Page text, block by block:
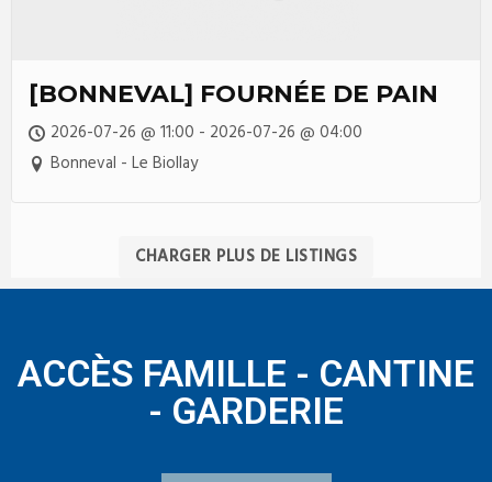
[BONNEVAL] FOURNÉE DE PAIN
2026-07-26 @ 11:00 - 2026-07-26 @ 04:00
Bonneval - Le Biollay
CHARGER PLUS DE LISTINGS
ACCÈS FAMILLE - CANTINE
- GARDERIE